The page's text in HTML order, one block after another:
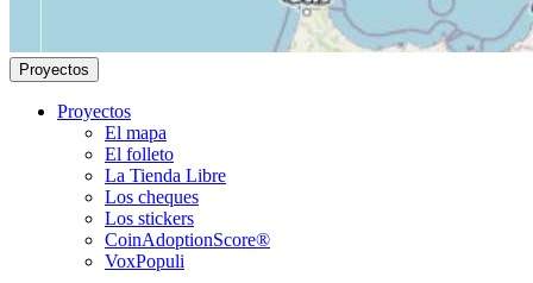
Proyectos
Proyectos
El mapa
El folleto
La Tienda Libre
Los cheques
Los stickers
CoinAdoptionScore®
VoxPopuli